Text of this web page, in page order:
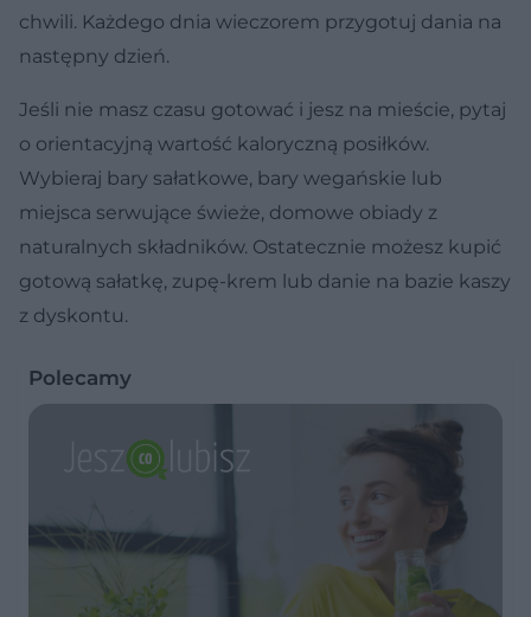
chwili. Każdego dnia wieczorem przygotuj dania na
następny dzień.
Jeśli nie masz czasu gotować i jesz na mieście, pytaj
o orientacyjną wartość kaloryczną posiłków.
Wybieraj bary sałatkowe, bary wegańskie lub
miejsca serwujące świeże, domowe obiady z
naturalnych składników. Ostatecznie możesz kupić
gotową sałatkę, zupę-krem lub danie na bazie kaszy
z dyskontu.
Polecamy